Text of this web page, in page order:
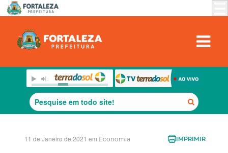
11 de Janeiro de 2021 em Economia IMPRIMIR